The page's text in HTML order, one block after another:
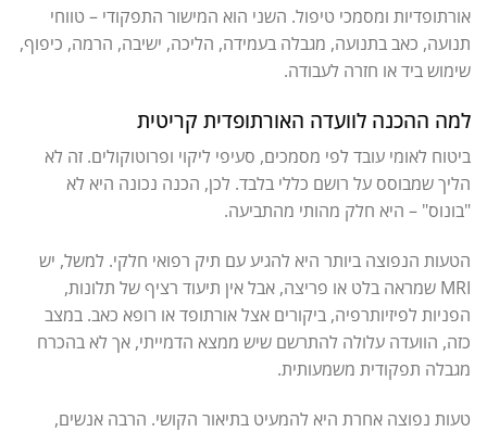
אורתופדיות ומסמכי טיפול. השני הוא המישור התפקודי – טווחי
תנועה, כאב בתנועה, מגבלה בעמידה, הליכה, ישיבה, הרמה, כיפוף,
שימוש ביד או חזרה לעבודה.
למה ההכנה לוועדה האורתופדית קריטית
ביטוח לאומי עובד לפי מסמכים, סעיפי ליקוי ופרוטוקולים. זה לא
הליך שמבוסס על רושם כללי בלבד. לכן, הכנה נכונה היא לא
"בונוס" – היא חלק מהותי מהתביעה.
הטעות הנפוצה ביותר היא להגיע עם תיק רפואי חלקי. למשל, יש
MRI שמראה בלט או פריצה, אבל אין תיעוד רציף של תלונות,
הפניות לפיזיותרפיה, ביקורים אצל אורתופד או רופא כאב. במצב
כזה, הוועדה עלולה להתרשם שיש ממצא הדמייתי, אך לא בהכרח
מגבלה תפקודית משמעותית.
טעות נפוצה אחרת היא להמעיט בתיאור הקושי. הרבה אנשים,